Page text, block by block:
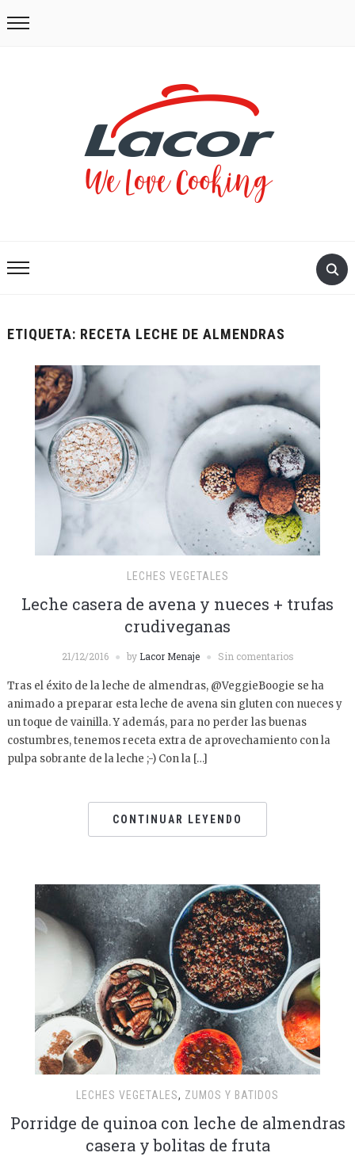
ETIQUETA: RECETA LECHE DE ALMENDRAS
LECHES VEGETALES
Leche casera de avena y nueces + trufas
crudiveganas
21/12/2016 by Lacor Menaje Sin comentarios
Tras el éxito de la leche de almendras, @VeggieBoogie se ha
animado a preparar esta leche de avena sin gluten con nueces y
un toque de vainilla. Y además, para no perder las buenas
costumbres, tenemos receta extra de aprovechamiento con la
pulpa sobrante de la leche ;-) Con la […]
CONTINUAR LEYENDO
LECHES VEGETALES, ZUMOS Y BATIDOS
Porridge de quinoa con leche de almendras
casera y bolitas de fruta